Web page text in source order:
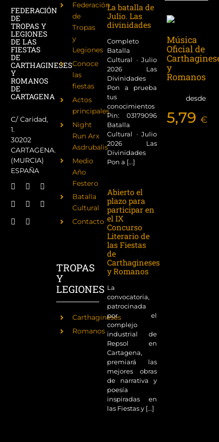
FEDERACIÓN
DE
TROPAS Y
LEGIONES
DE LAS
FIESTAS
DE
CARTHAGINESES
Y
ROMANOS
DE
CARTAGENA
C/ Caridad,
1.
30202
CARTAGENA.
(MURCIA)
ESPAÑA
Federación
de
Tropas
y
Legiones
Conoce
las
fiestas
Actos
principales
Night
Run Arx
Asdrubalis
Medio
Año
Festero
Batalla
Cultural
Contacto
TROPAS
Y
LEGIONES
Carthagineses
Romanos
La batalla de
Julio. Las
divinidades
Completo
Batalla
Cultural · Julio
2026 Las
Divinidades
Pon a prueba
tus
conocimientos
Pin: 03179096
Batalla
Cultural · Julio
2026 Las
Divinidades
Pon a [...]
Abierto el
plazo para
participar en
el IX
Concurso
Literario de
las Fiestas
de
Carthagineses
y Romanos
La
convocatoria,
patrocinada
por el
complejo
industrial de
Repsol en
Cartagena,
premiará las
mejores obras
de narrativa y
poesía
inspiradas en
las Fiestas y [...]
Música
Oficial de
y
Romanos
desde
5,79€